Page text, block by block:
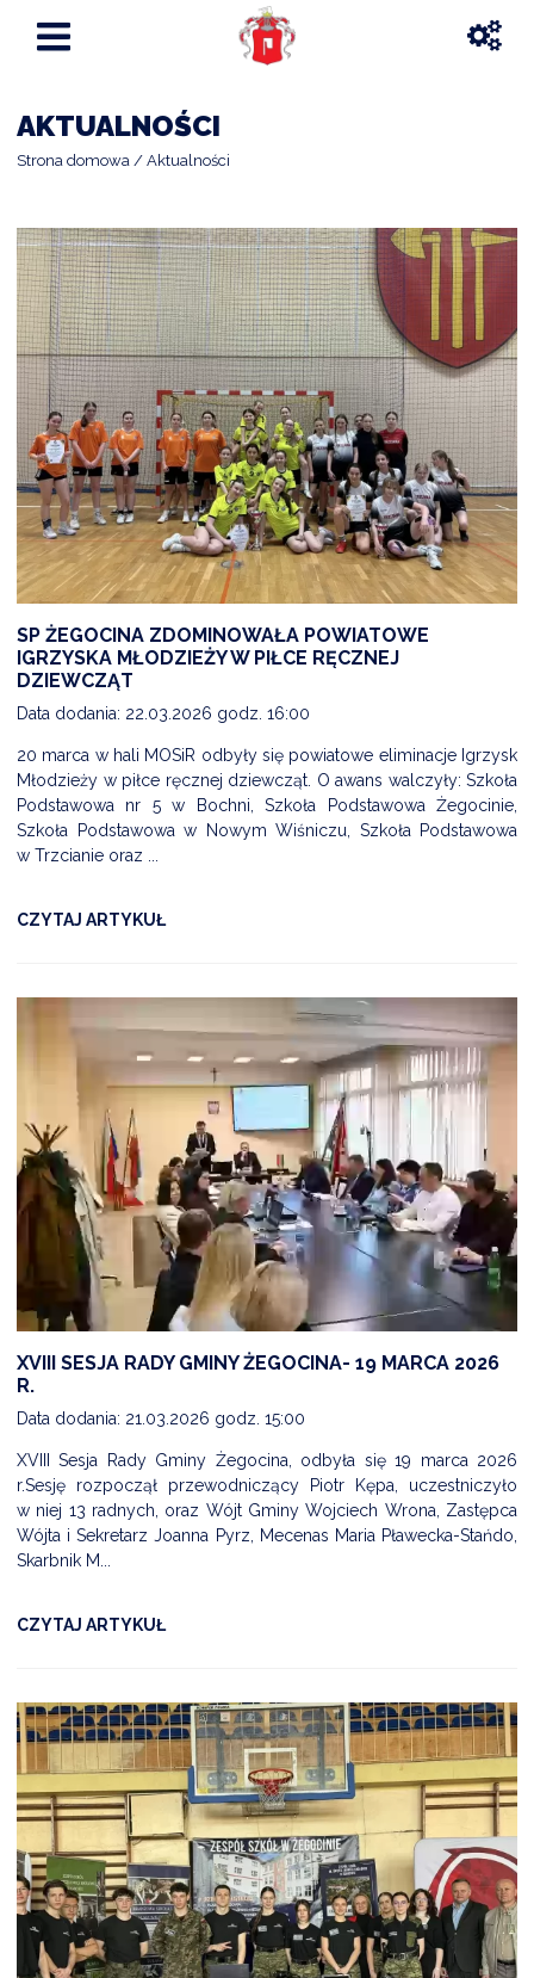
CZYSTE POWIETRZE
EWIDENCJA EMISYJNOŚCI BUDYNKÓW (CEEB)
AKTUALNOŚCI
Strona domowa Aktualności
SP ŻEGOCINA ZDOMINOWAŁA POWIATOWE
IGRZYSKA MŁODZIEŻY W PIŁCE RĘCZNEJ
DZIEWCZĄT
Data dodania: 22.03.2026 godz. 16:00
20 marca w hali MOSiR odbyły się powiatowe eliminacje Igrzysk
Młodzieży w piłce ręcznej dziewcząt. O awans walczyły: Szkoła
Podstawowa nr 5 w Bochni, Szkoła Podstawowa Żegocinie,
Szkoła Podstawowa w Nowym Wiśniczu, Szkoła Podstawowa
w Trzcianie oraz ...
CZYTAJ ARTYKUŁ
XVIII SESJA RADY GMINY ŻEGOCINA- 19 MARCA 2026
R.
Data dodania: 21.03.2026 godz. 15:00
XVIII Sesja Rady Gminy Żegocina, odbyła się 19 marca 2026
r.Sesję rozpoczął przewodniczący Piotr Kępa, uczestniczyło
w niej 13 radnych, oraz Wójt Gminy Wojciech Wrona, Zastępca
Wójta i Sekretarz Joanna Pyrz, Mecenas Maria Pławecka-Stańdo,
Skarbnik M...
CZYTAJ ARTYKUŁ